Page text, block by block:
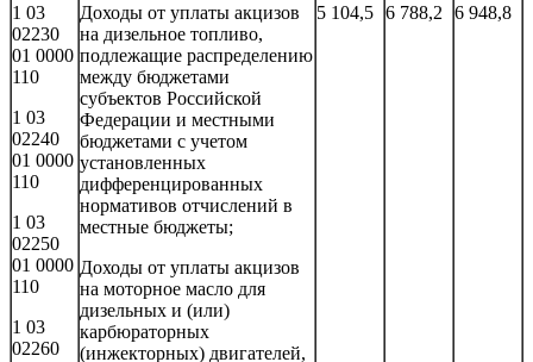
1 03
02230
01 0000
110
1 03
02240
01 0000
110
1 03
02250
01 0000
110
1 03
02260
Доходы от уплаты акцизов
на дизельное топливо,
подлежащие распределению
между бюджетами
субъектов Российской
Федерации и местными
бюджетами с учетом
установленных
дифференцированных
нормативов отчислений в
местные бюджеты;
Доходы от уплаты акцизов
на моторное масло для
дизельных и (или)
карбюраторных
(инжекторных) двигателей,
5 104,5 6 788,2 6 948,8